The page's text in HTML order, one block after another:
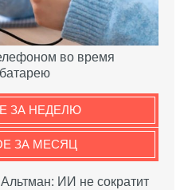
во время
ЗА НЕДЕЛЮ
ЗА МЕСЯЦ
ИИ не сократит